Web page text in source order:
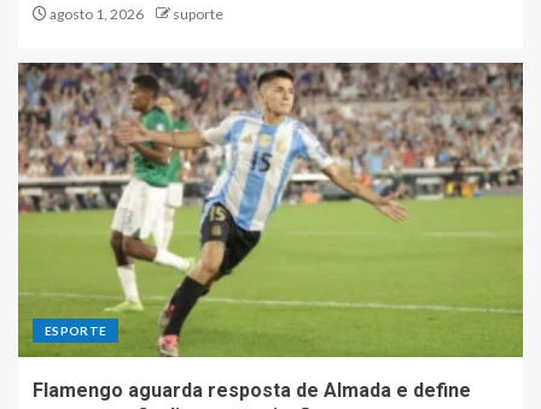
agosto 1, 2026 suporte
ESPORTE
Flamengo aguarda resposta de Almada e define